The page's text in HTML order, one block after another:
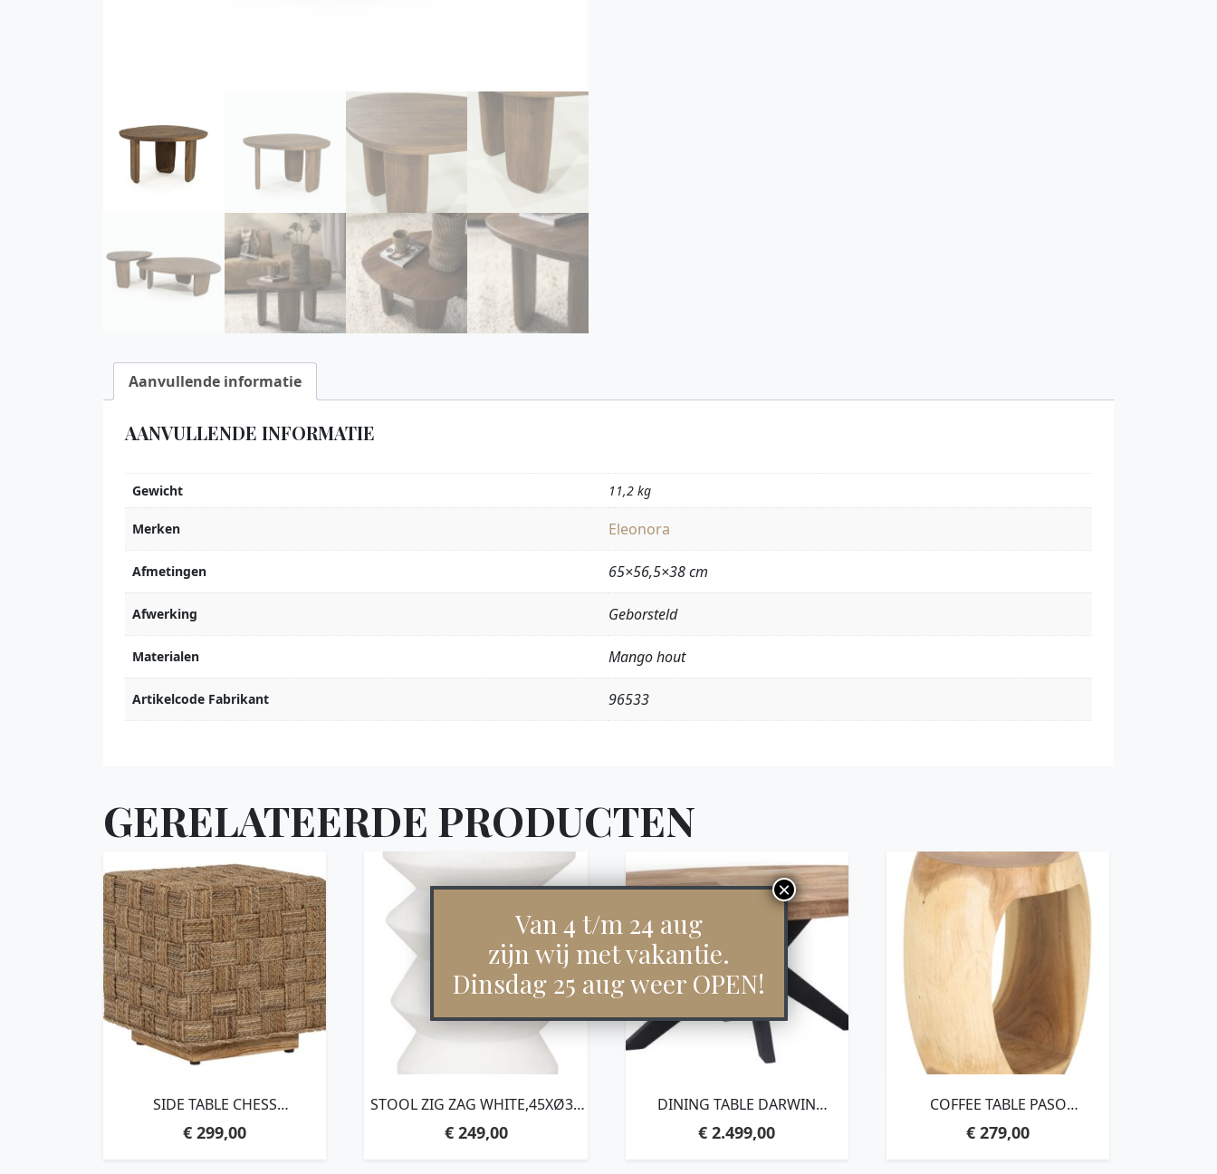
Aanvullende informatie
AANVULLENDE INFORMATIE
Gewicht 11,2 kg
Merken Eleonora
Afmetingen 65×56,5×38 cm
Afwerking Geborsteld
Materialen Mango hout
Artikelcode Fabrikant 96533
GERELATEERDE PRODUCTEN
SIDE TABLE CHESS
BOARD,43X40X40 CM, NATURAL
ABACA
€ 299,00
STOOL ZIG ZAG WHITE,45XØ34
CM, FIBER CEMENT WHITE
€249,00
DINING TABLE DARWIN
OVAL,77X220X105 CM,
RECYCLED TEAKWOOD
€ 2.499,00
COFFEE TABLE PASO
SMALL,40XØ40 CM, SUAR
WOOD
€ 279,00
Van 4 t/m 24 aug
zijn wij met vakantie.
Dinsdag 25 aug weer OPEN!